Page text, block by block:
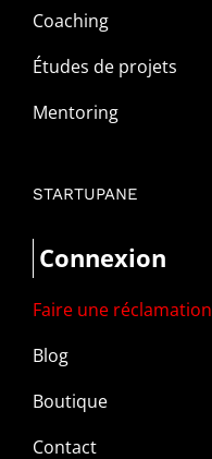
Coaching
Études de projets
Mentoring
STARTUPANE
Connexion
Faire une réclamation
Blog
Boutique
Contact